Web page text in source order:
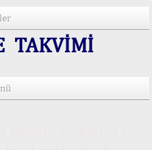
TAKVİMİ